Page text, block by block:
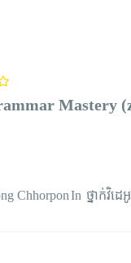
Mastery
ChhorponIn ថ្នាក់វិដ